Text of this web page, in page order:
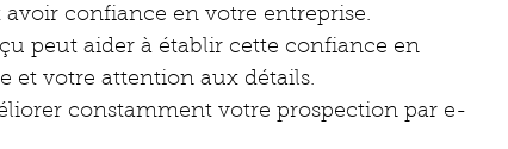
confiance en votre entreprise.
peut aider à établir cette confiance en
et votre attention aux détails.
constamment votre prospection par e-